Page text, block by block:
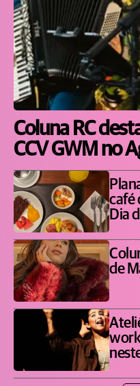
Coluna RC
CCV GWM no
café
Dia
de